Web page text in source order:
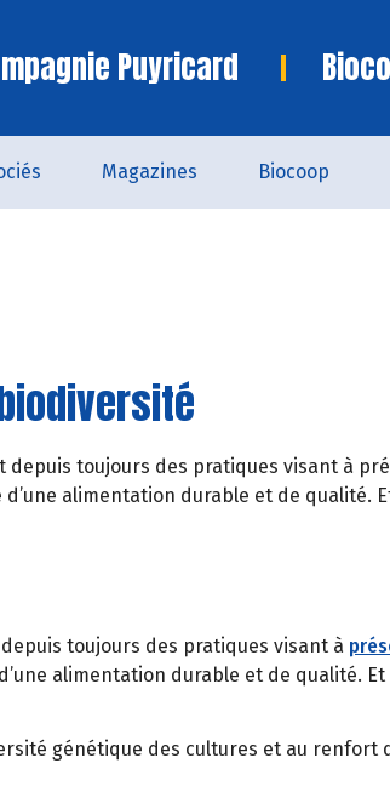
Puyricard
Magazines Biocoop
depuis toujours des pratiques visant à
alimentation durable et de qualité.
toujours des pratiques visant à
alimentation durable et de qualité.
génétique des cultures et au renfort